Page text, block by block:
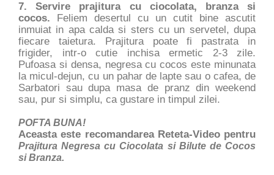
7. Servire prajitura cu ciocolata, branza si
cocos. Feliem desertul cu un cutit bine ascutit
inmuiat in apa calda si sters cu un servetel, dupa
fiecare taietura. Prajitura poate fi pastrata in
frigider, intr-o cutie inchisa ermetic 2-3 zile.
Pufoasa si densa, negresa cu cocos este minunata
la micul-dejun, cu un pahar de lapte sau o cafea, de
Sarbatori sau dupa masa de pranz din weekend
sau, pur si simplu, ca gustare in timpul zilei.
POFTA BUNA!
Aceasta este recomandarea Reteta-Video pentru
Prajitura Negresa cu Ciocolata si Bilute de Cocos
si Branza.